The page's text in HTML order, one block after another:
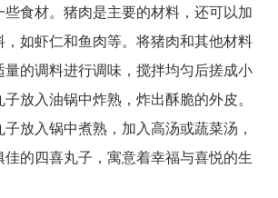
食材。猪肉是主要的材料，还可以加
，如虾仁和鱼肉等。将猪肉和其他材料
的调料进行调味，搅拌均匀后搓成小
放入油锅中炸熟，炸出酥脆的外皮。
放入锅中煮熟，加入高汤或蔬菜汤，
的四喜丸子，寓意着幸福与喜悦的生